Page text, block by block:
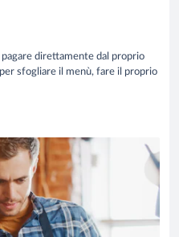
direttamente dal proprio
sfogliare il menù, fare il proprio